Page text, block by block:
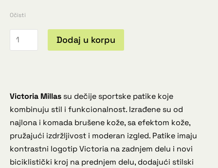
Očisti
Dodaj u korpu
Victoria Millas su dečije sportske patike koje
kombinuju stil i funkcionalnost. Izrađene su od
najlona i komada brušene kože, sa efektom kože,
pružajući izdržljivost i moderan izgled. Patike imaju
kontrastni logotip Victoria na zadnjem delu i novi
biciklistički kroj na prednjem delu, dodajući stilski